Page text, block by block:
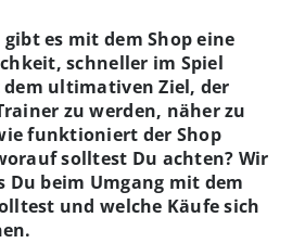
gibt es mit dem Shop eine
schneller im Spiel
ultimativen Ziel, der
zu werden, näher zu
funktioniert der Shop
solltest Du achten? Wir
Du beim Umgang mit dem
und welche Käufe sich